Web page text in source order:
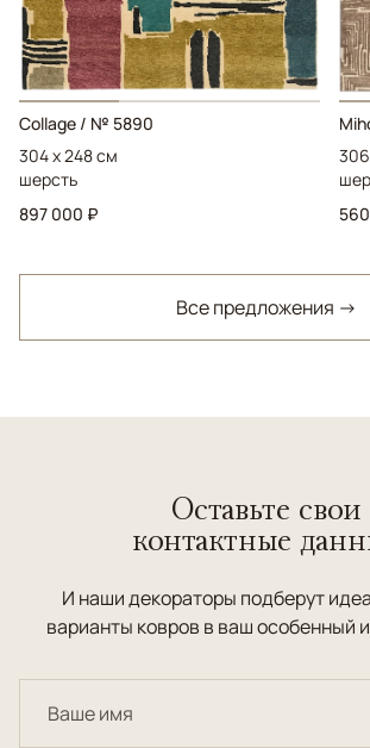
Collage / № 5890
304 x 248 см
шерсть
897 000 ₽
Все предложения →
Оставьте свои
контактные
И наши декораторы подберут
варианты ковров в ваш особенный